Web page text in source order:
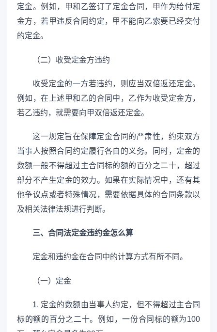
定金。例如，甲和乙签订了定金合同，甲作为给付定
金方，若甲违反合同约定，甲不能向乙索要已经交付
的定金。
（二）收受定金方违约
收受定金的一方若违约，则应当双倍返还定金。
例如，在上述甲和乙的合同中，乙作为收受定金方，
若乙违约，就需要向甲双倍返还定金。
这一规定旨在保障定金合同的严肃性，约束双方
当事人按照合同约定履行各自的义务。同时，定金的
数额一般不得超过主合同标的额的百分之二十，超过
部分不产生定金的效力。如果在实际情况中，还有其
他争议点或者特殊情况，需要依据具体的合同条款以
及相关法律法规进行判断。
三、合同法定金违约金怎么算
定金和违约金在合同中的计算方式有所不同。
（一）定金
1. 定金的数额由当事人约定，但不得超过主合同
标的额的百分之二十。例如，一份合同标的额为100